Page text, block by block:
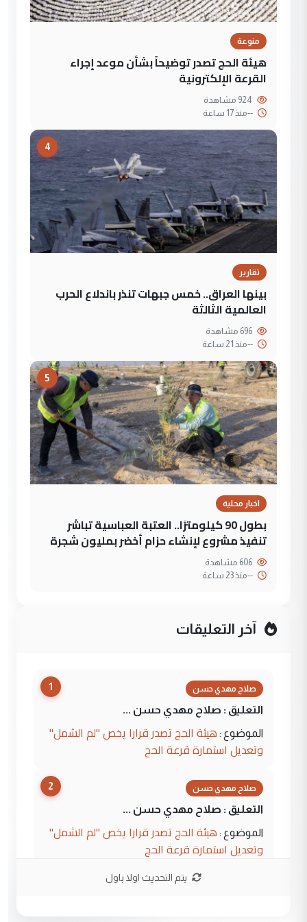
منوعة
هيئة الحج تصدر توضيحاً بشأن موعد إجراء
القرعة الإلكترونية
--منذ 17 ساعة
4
تقارير
بينها العراق.. خمس جبهات تنذر باندلاع الحرب
العالمية الثالثة
--منذ 21 ساعة
5
اخبار محلية
بطول 90 كيلومترًا.. العتبة العباسية تباشر
تنفيذ مشروع لإنشاء حزام أخضر بمليون شجرة
--منذ 23 ساعة
آخر التعليقات
1 صلاح مهدي حسن
التعليق : صلاح مهدي حسن ...
الموضوع : هيئة الحج تصدر قرارا يخص "لم الشمل"
وتعديل استمارة قرعة الحج
2 صلاح مهدي حسن
التعليق : صلاح مهدي حسن ...
الموضوع : هيئة الحج تصدر قرارا يخص "لم الشمل"
وتعديل استمارة قرعة الحج
يتم التحديث اولا باول